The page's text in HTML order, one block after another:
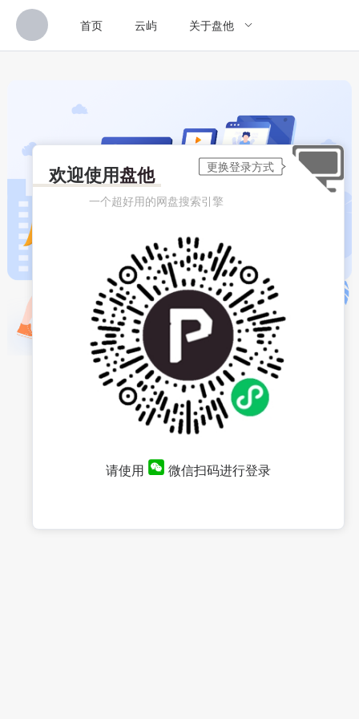
首页 云屿 关于盘他
欢迎使用盘他
一个超好用的网盘搜索引擎
请使用 微信扫码进行登录